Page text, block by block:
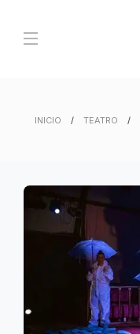
INICIO TEATRO